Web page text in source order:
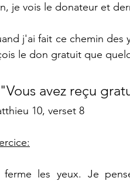
je vois le donateur et
j'ai fait ce chemin
le don gratuit que
"Vous avez reçu
10, verset 8
ferme les yeux. Je